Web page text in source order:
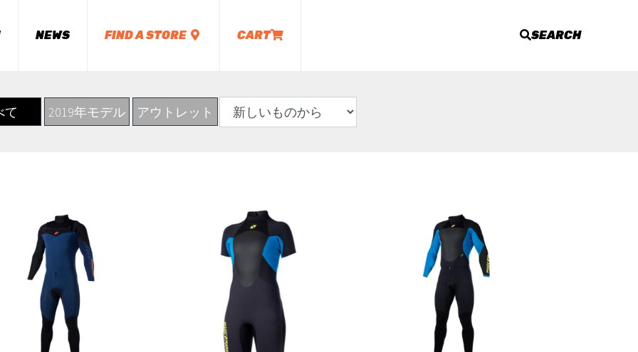
NEWS FIND A STORE CART SEARCH
て 2019年モデル アウトレット